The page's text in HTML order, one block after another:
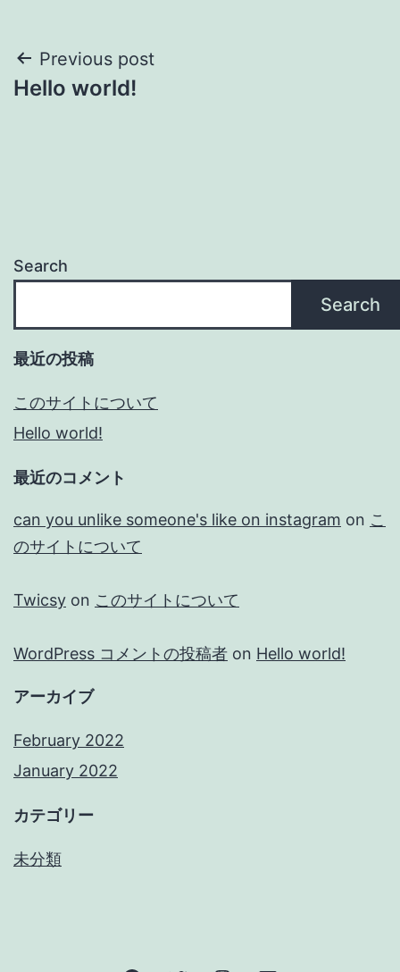
Post
navigation
Previous post
Hello world!
Search
Search
最近の投稿
このサイトについて
Hello world!
最近のコメント
can you unlike someone's like on instagram on こ
のサイトについて
Twicsy on このサイトについて
WordPress コメントの投稿者 on Hello world!
アーカイブ
February 2022
January 2022
カテゴリー
未分類